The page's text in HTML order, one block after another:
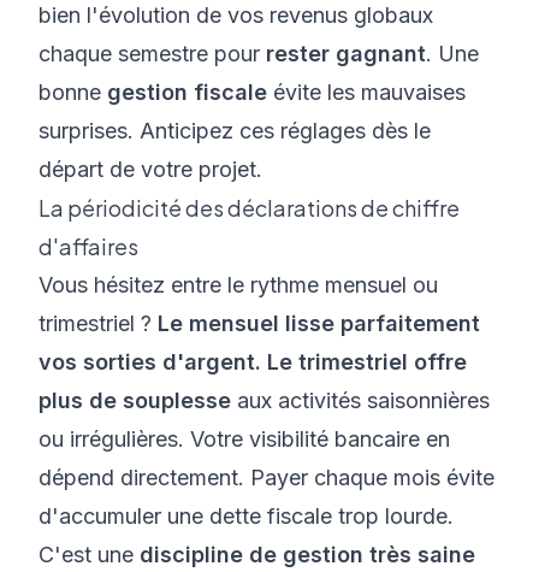
bien l'évolution de vos revenus globaux
chaque semestre pour rester gagnant. Une
bonne gestion fiscale évite les mauvaises
surprises. Anticipez ces réglages dès le
départ de votre projet.
La périodicité des déclarations de chiffre
d'affaires
Vous hésitez entre le rythme mensuel ou
trimestriel ? Le mensuel lisse parfaitement
vos sorties d'argent. Le trimestriel offre
plus de souplesse aux activités saisonnières
ou irrégulières. Votre visibilité bancaire en
dépend directement. Payer chaque mois évite
d'accumuler une dette fiscale trop lourde.
C'est une discipline de gestion très saine